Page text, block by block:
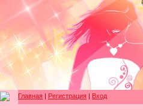
Главная | Регистрация | Вход